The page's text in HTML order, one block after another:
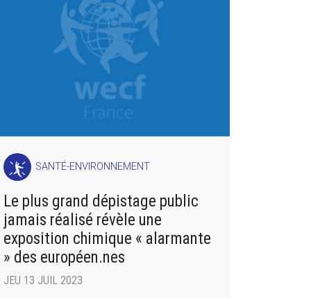
SANTÉ-ENVIRONNEMENT
Le plus grand dépistage public
jamais réalisé révèle une
exposition chimique « alarmante
» des européen.nes
JEU 13 JUIL 2023